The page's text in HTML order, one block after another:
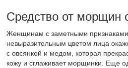
Средство от морщин
Женщинам с заметными признаками
невыразительным цветом лица
с овсянкой и медом, которая
кожу и сглаживает морщинки. Еще